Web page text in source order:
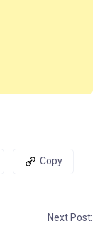
Copy
Next Post: